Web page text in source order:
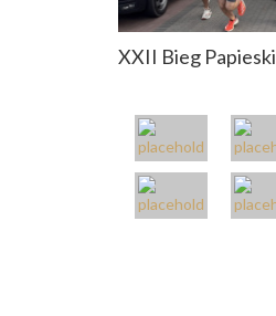
XXII Bieg Papieski